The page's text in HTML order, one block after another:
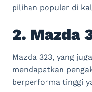
pilihan populer di
2. Mazda
Mazda 323, yang
mendapatkan
berperforma tinggi